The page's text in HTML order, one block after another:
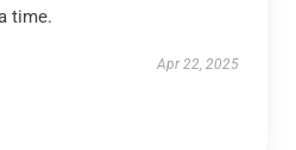
time.
Apr 22, 2025